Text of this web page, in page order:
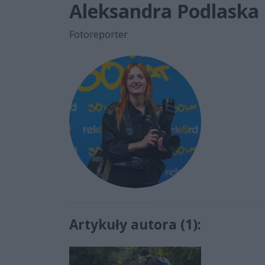
Aleksandra Podlaska
Fotoreporter
Artykuły autora (1):